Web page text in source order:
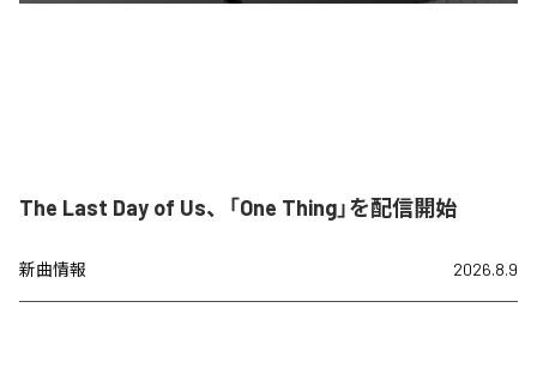
The Last Day of Us、「One Thing」を配信開始
新曲情報 2026.8.9